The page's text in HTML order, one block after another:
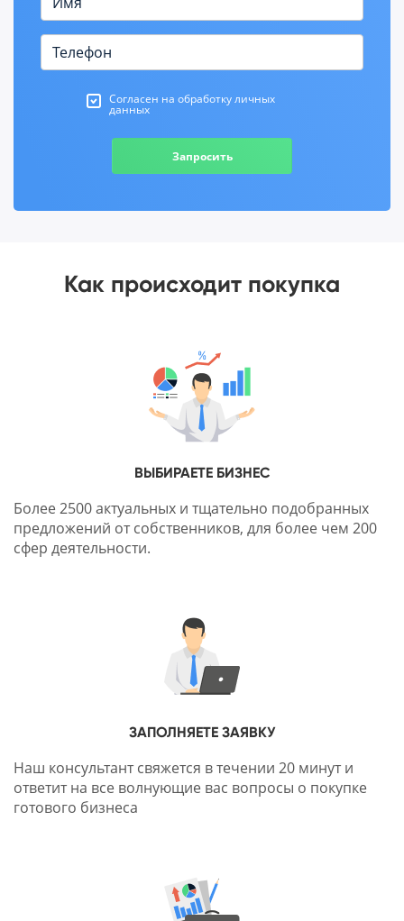
Согласен на обработку личных
данных
Запросить
Как происходит покупка
ВЫБИРАЕТЕ БИЗНЕС
Более 2500 актуальных и тщательно подобранных
предложений от собственников, для более чем 200
сфер деятельности.
ЗАПОЛНЯЕТЕ ЗАЯВКУ
Наш консультант свяжется в течении 20 минут и
ответит на все волнующие вас вопросы о покупке
готового бизнеса